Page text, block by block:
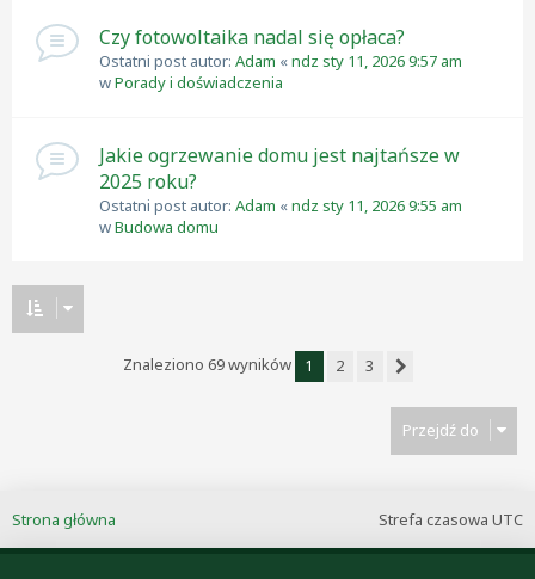
Czy fotowoltaika nadal się opłaca?
Ostatni post autor: Adam «ndz sty 11, 2026 9:57 am
wPorady i doświadczenia
Jakie ogrzewanie domu jest najtańsze w
2025 roku?
Ostatni post autor: Adam «ndz sty 11, 2026 9:55 am
wBudowa domu
Znaleziono 69 wyników 1 2
3
Przejdź do
Strefa czasowa UTC
Strona główna